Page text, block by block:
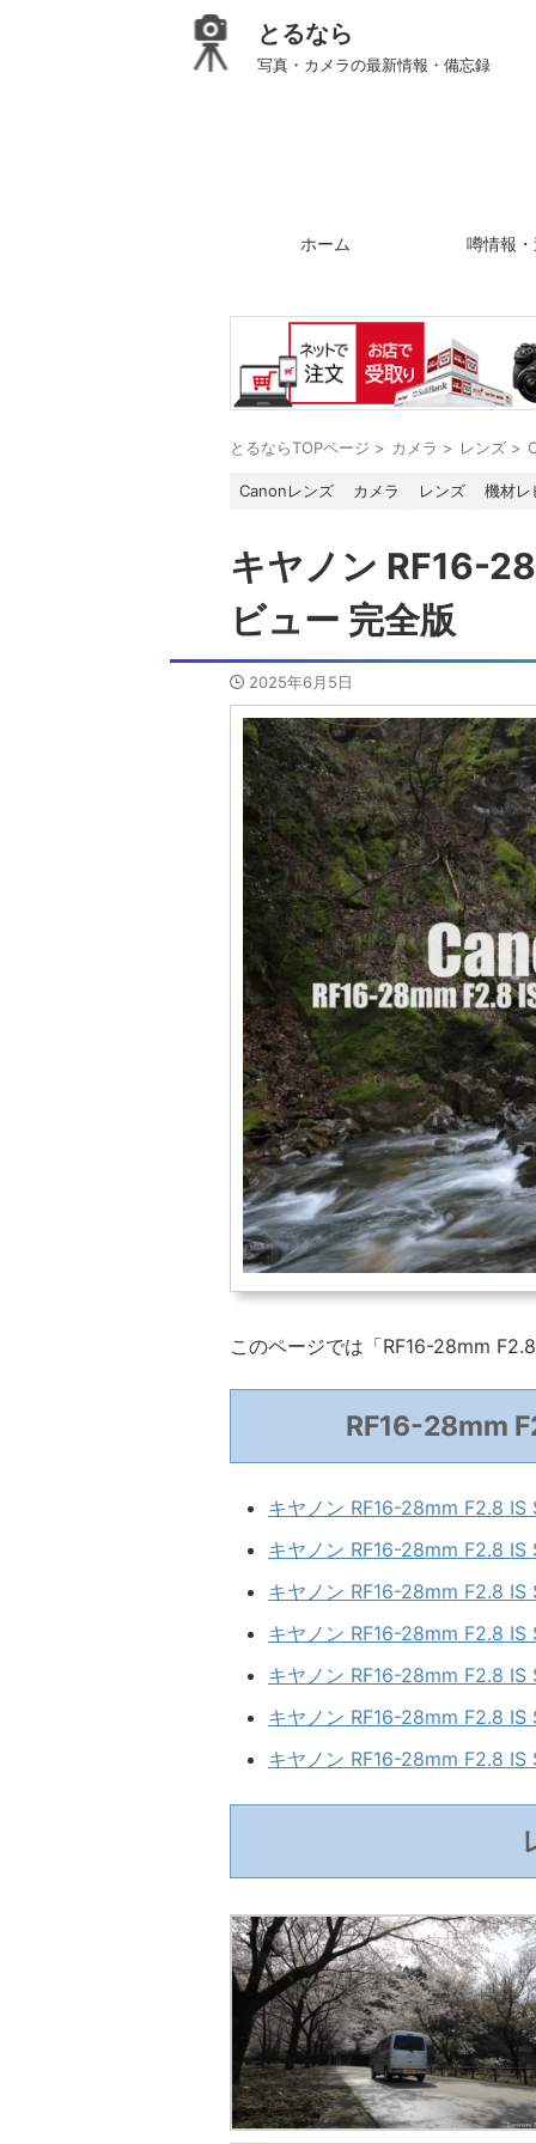
とるなら
写真・カメラの最新情報・備忘録
ホーム 噂情報
とるならTOPページ > カメラ > レンズ >
Canonレンズ カメラ レンズ 機材レ
キヤノン RF16-
ビュー 完全版
2025年6月5日
このページでは「RF16-28mm
RF16-28mm
キヤノン RF16-28mm F2.8
キヤノン RF16-28mm F2.8
キヤノン RF16-28mm F2.8
キヤノン RF16-28mm F2.8
キヤノン RF16-28mm F2.8
キヤノン RF16-28mm F2.8
キヤノン RF16-28mm F2.8 IS